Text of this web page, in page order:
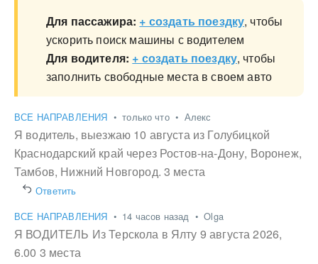
Для пассажира: + создать поездку, чтобы
ускорить поиск машины с водителем
Для водителя: + создать поездку, чтобы
заполнить свободные места в своем авто
ВСЕ НАПРАВЛЕНИЯ • только что • Алекс
Я водитель, выезжаю 10 августа из Голубицкой
Краснодарский край через Ростов-на-Дону, Воронеж,
Тамбов, Нижний Новгород. 3 места
Ответить
ВСЕ НАПРАВЛЕНИЯ • 14 часов назад • Olga
Я ВОДИТЕЛЬ Из Терскола в Ялту 9 августа 2026,
6.00 3 места